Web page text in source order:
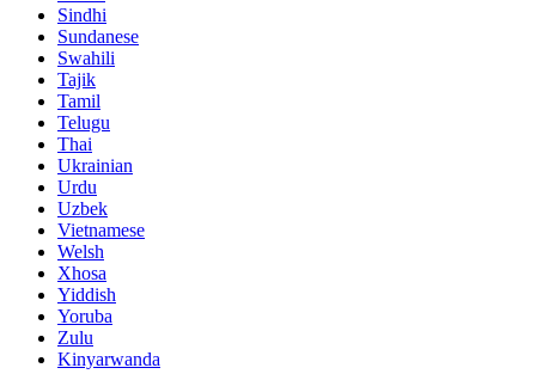
Sindhi
Sundanese
Swahili
Tajik
Tamil
Telugu
Thai
Ukrainian
Urdu
Uzbek
Vietnamese
Welsh
Xhosa
Yiddish
Yoruba
Zulu
Kinyarwanda